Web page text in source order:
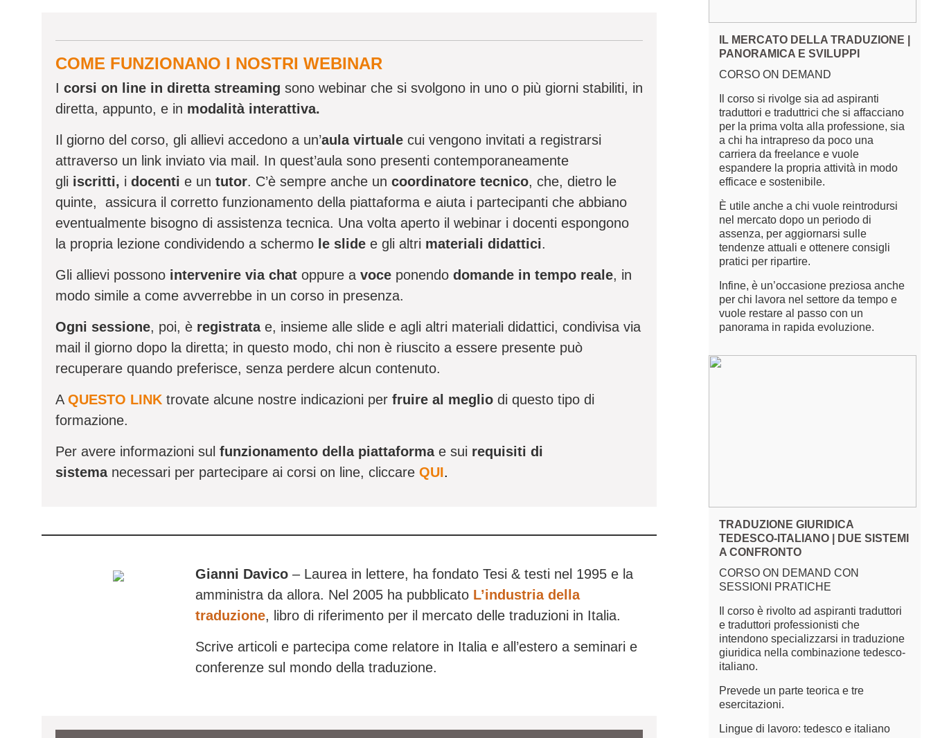
COME FUNZIONANO I NOSTRI WEBINAR
I corsi on line in diretta streaming sono webinar che si svolgono in uno o più giorni stabiliti, in
diretta, appunto, e in modalità interattiva.
Il giorno del corso, gli allievi accedono a un’aula virtuale cui vengono invitati a registrarsi
attraverso un link inviato via mail. In quest’aula sono presenti contemporaneamente
gli iscritti, i docenti e un tutor. C’è sempre anche un coordinatore tecnico, che, dietro le
quinte, assicura il corretto funzionamento della piattaforma e aiuta i partecipanti che abbiano
eventualmente bisogno di assistenza tecnica. Una volta aperto il webinar i docenti espongono
la propria lezione condividendo a schermo le slide e gli altri materiali didattici.
Gli allievi possono intervenire via chat oppure a voce ponendo domande in tempo reale, in
modo simile a come avverrebbe in un corso in presenza.
Ogni sessione, poi, è registratae, insieme alle slide e agli altri materiali didattici, condivisa via
mail il giorno dopo la diretta; in questo modo, chi non è riuscito a essere presente può
recuperare quando preferisce, senza perdere alcun contenuto.
A QUESTO LINK trovate alcune nostre indicazioni per fruire al meglio di questo tipo di
formazione.
Per avere informazioni sul funzionamento della piattaformae sui requisiti di
sistemanecessari per partecipare ai corsi on line, cliccare QUI.
Gianni Davico – Laurea in lettere, ha fondato Tesi & testi nel 1995 e la
amministra da allora. Nel 2005 ha pubblicato L’industria della
traduzione, libro di riferimento per il mercato delle traduzioni in Italia.
Scrive articoli e partecipa come relatore in Italia e all’estero a seminari e
conferenze sul mondo della traduzione.
IL MERCATO DELLA TRADUZIONE |
PANORAMICA E SVILUPPI
CORSO ON DEMAND
Il corso si rivolge sia ad aspiranti
traduttori e traduttrici che si affacciano
per la prima volta alla professione, sia
a chi ha intrapreso da poco una
carriera da freelance e vuole
espandere la propria attività in modo
efficace e sostenibile.
È utile anche a chi vuole reintrodursi
nel mercato dopo un periodo di
assenza, per aggiornarsi sulle
tendenze attuali e ottenere consigli
pratici per ripartire.
Infine, è un’occasione preziosa anche
per chi lavora nel settore da tempo e
vuole restare al passo con un
panorama in rapida evoluzione.
TRADUZIONE GIURIDICA
TEDESCO-ITALIANO | DUE SISTEMI
A CONFRONTO
CORSO ON DEMAND CON
SESSIONI PRATICHE
Il corso è rivolto ad aspiranti traduttori
e traduttori professionisti che
intendono specializzarsi in traduzione
giuridica nella combinazione tedesco-
italiano.
Prevede un parte teorica e tre
esercitazioni.
Lingue di lavoro: tedesco e italiano